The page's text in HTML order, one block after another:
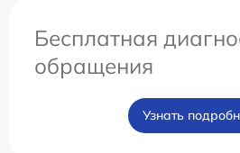
Бесплатная
обращения
Узнать